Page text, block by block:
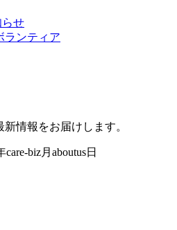
らせ
ランティア
情報をお届けします。
care-biz月aboutus日